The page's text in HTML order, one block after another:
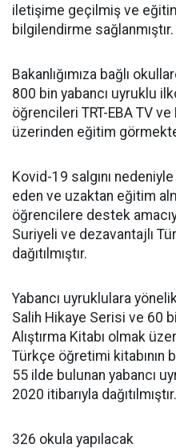
iletişime geçilmiş ve
bilgilendirme sağlanmıştır.
Bakanlığımıza bağlı
800 bin yabancı uyruklu
öğrencileri TRT-EBA TV
üzerinden eğitim
Kovid-19 salgını
eden ve uzaktan eğitim
öğrencilere destek
Suriyeli ve dezavantajlı
dağıtılmıştır.
Yabancı uyruklulara
Salih Hikaye Serisi ve 60
Alıştırma Kitabı olmak
Türkçe öğretimi kitabının
55 ilde bulunan yabancı
2020 itibarıyla dağıtılmıştır.
326 okula yapılacak